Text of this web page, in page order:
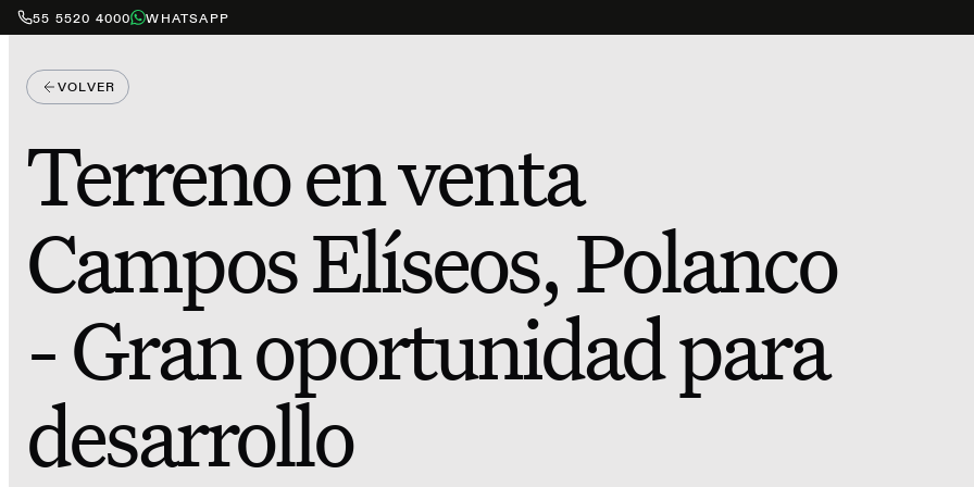
55 5520 4000 WHATSAPP
VOLVER
Terreno en venta
Campos Elíseos, Polanco
- Gran oportunidad para
desarrollo